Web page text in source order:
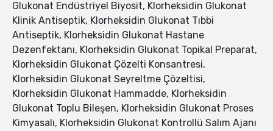
Glukonat Endüstriyel Biyosit, Klorheksidin Glukonat
Klinik Antiseptik, Klorheksidin Glukonat Tıbbi
Antiseptik, Klorheksidin Glukonat Hastane
Dezenfektanı, Klorheksidin Glukonat Topikal Preparat,
Klorheksidin Glukonat Çözelti Konsantresi,
Klorheksidin Glukonat Seyreltme Çözeltisi,
Klorheksidin Glukonat Hammadde, Klorheksidin
Glukonat Toplu Bileşen, Klorheksidin Glukonat Proses
Kimyasalı, Klorheksidin Glukonat Kontrollü Salım Ajanı